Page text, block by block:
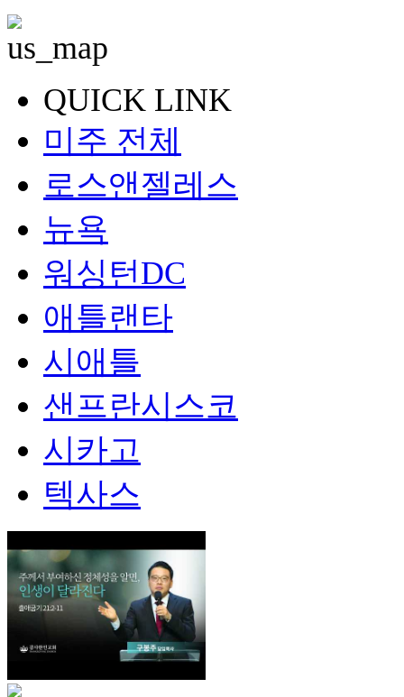
QUICK LINK
미주 전체
로스앤젤레스
뉴욕
워싱턴DC
애틀랜타
시애틀
샌프란시스코
시카고
텍사스